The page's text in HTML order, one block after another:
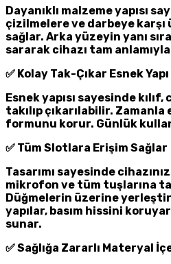
Dayanıklı malzeme yapısı
çizilmelere ve darbeye
sağlar. Arka yüzeyin yanı
sararak cihazı tam
✅ Kolay Tak-Çıkar Esnek Yapı
Esnek yapısı sayesinde kılıf,
takılıp çıkarılabilir. Zamanla
formunu korur. Günlük
✅ Tüm Slotlara Erişim Sağlar
Tasarımı sayesinde
mikrofon ve tüm tuşlarına
Düğmelerin üzerine
yapılar, basım hissini
sunar.
✅Sağlığa Zararlı Materyal